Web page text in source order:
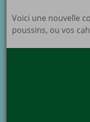
Voici une nouvelle
poussins, ou vos